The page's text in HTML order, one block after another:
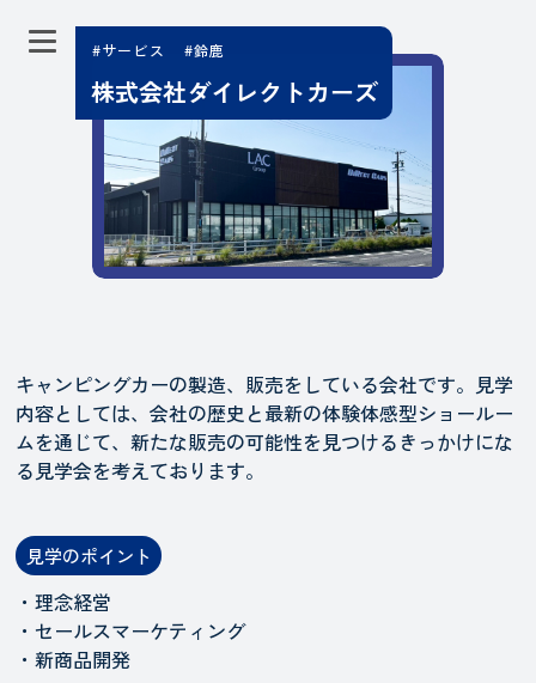
#サービス #鈴鹿
株式会社ダイレクトカーズ
キャンピングカーの製造、販売をしている会社です。見学
内容としては、会社の歴史と最新の体験体感型ショールー
ムを通じて、新たな販売の可能性を見つけるきっかけにな
る見学会を考えております。
見学のポイント
・理念経営
・セールスマーケティング
・新商品開発